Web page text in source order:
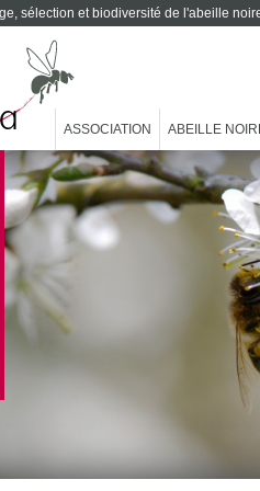
sélection et biodiversité de l'abeille
ASSOCIATION ABEILLE